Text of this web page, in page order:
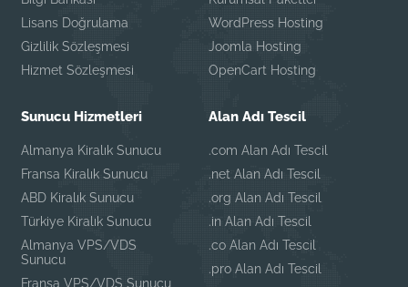
Lisans Doğrulama
Gizlilik Sözleşmesi
Hizmet Sözleşmesi
WordPress Hosting
Joomla Hosting
OpenCart Hosting
Sunucu Hizmetleri
Almanya Kiralık Sunucu
Fransa Kiralık Sunucu
ABD Kiralık Sunucu
Türkiye Kiralık Sunucu
Almanya VPS/VDS
Sunucu
Fransa VPS/VDS Sunucu
Alan Adı Tescil
.com Alan Adı Tescil
.net Alan Adı Tescil
.org Alan Adı Tescil
.in Alan Adı Tescil
.co Alan Adı Tescil
.pro Alan Adı Tescil